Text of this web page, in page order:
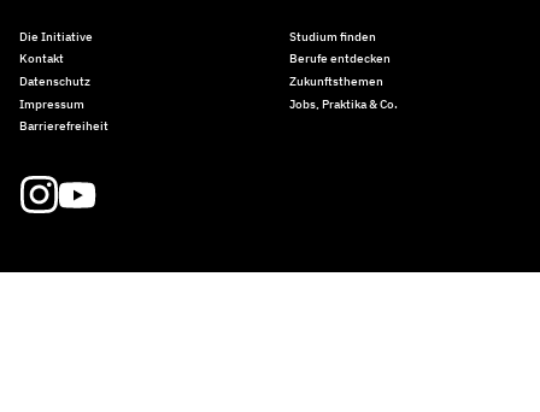
Die Initiative
Kontakt
Datenschutz
Impressum
Barrierefreiheit
Studium finden
Berufe entdecken
Zukunftsthemen
Jobs, Praktika & Co.